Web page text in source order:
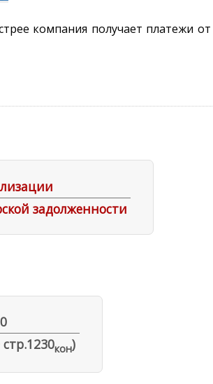
компания получает платежи
задолженности
стр.1230кон)